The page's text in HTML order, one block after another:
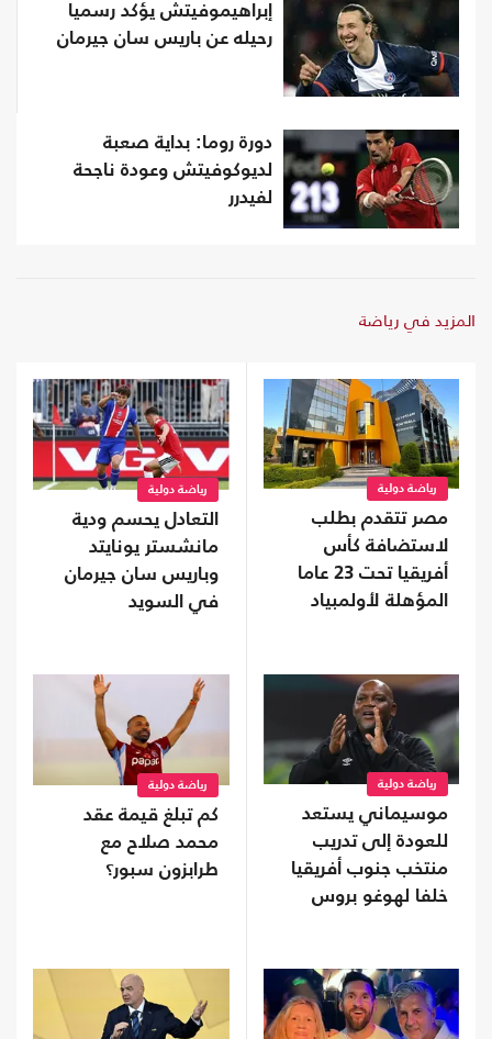
إبراهيموفيتش يؤكد رسميا
رحيله عن باريس سان جيرمان
دورة روما: بداية صعبة
لديوكوفيتش وعودة ناجحة
لفيدرر
المزيد في رياضة
رياضة دولية
مصر تتقدم بطلب
لاستضافة كأس
أفريقيا تحت 23 عاما
المؤهلة لأولمبياد
رياضة دولية
التعادل يحسم ودية
مانشستر يونايتد
وباريس سان جيرمان
في السويد
رياضة دولية
موسيماني يستعد
للعودة إلى تدريب
منتخب جنوب أفريقيا
خلفا لهوغو بروس
رياضة دولية
كم تبلغ قيمة عقد
محمد صلاح مع
طرابزون سبور؟